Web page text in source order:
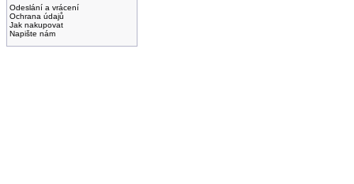
Odeslání a vrácení
Ochrana údajů
Jak nakupovat
Napište nám